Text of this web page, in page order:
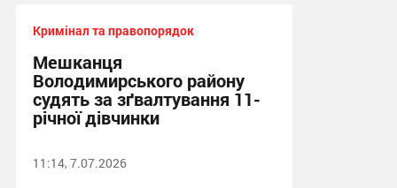
Кримінал та правопорядок
Мешканця
Володимирського району
судять за зґвалтування 11-
річної дівчинки
11:14, 7.07.2026